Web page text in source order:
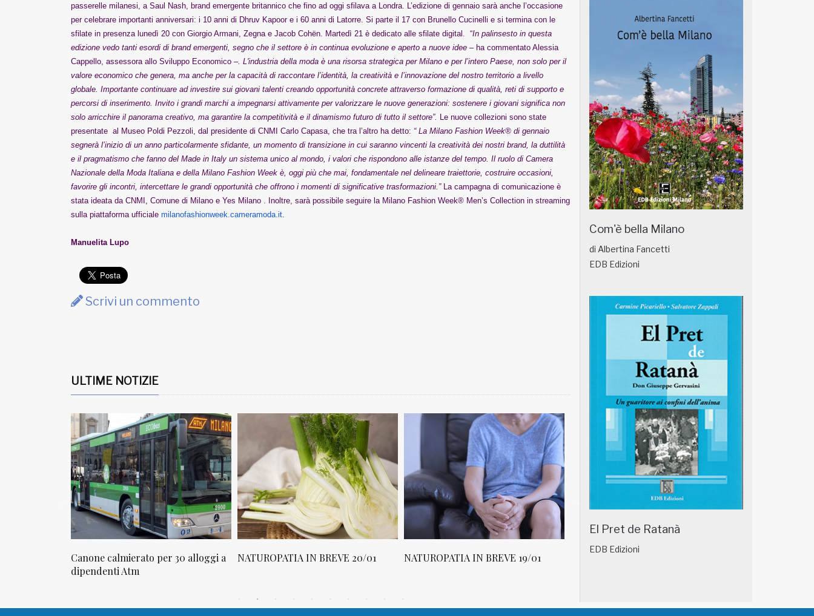
passerelle milanesi, a Saul Nash, brand emergente britannico che fino ad oggi sfilava a Londra. L’edizione di gennaio sarà anche l’occasione
per celebrare importanti anniversari: i 10 anni di Dhruv Kapoor e i 60 anni di Latorre. Si parte il 17 con Brunello Cucinelli e si termina con le
sfilate in presenza lunedì 20 con Giorgio Armani, Zegna e Jacob Cohën. Martedì 21 è dedicato alle sfilate digital. “In palinsesto in questa
edizione vedo tanti esordi di brand emergenti, segno che il settore è in continua evoluzione e aperto a nuove idee – ha commentato Alessia
Cappello, assessora allo Sviluppo Economico –. L'industria della moda è una risorsa strategica per Milano e per l’intero Paese, non solo per il
valore economico che genera, ma anche per la capacità di raccontare l’identità, la creatività e l’innovazione del nostro territorio a livello
globale. Importante continuare ad investire sui giovani talenti creando opportunità concrete attraverso formazione di qualità, reti di supporto e
percorsi di inserimento. Invito i grandi marchi a impegnarsi attivamente per valorizzare le nuove generazioni: sostenere i giovani significa non
solo arricchire il panorama creativo, ma garantire la competitività e il dinamismo futuro di tutto il settore”.
Le nuove collezioni sono state
presentate al Museo Poldi Pezzoli, dal presidente di CNMI Carlo Capasa, che tra l’altro ha detto: “ La Milano Fashion Week® di gennaio
segnerà l’inizio di un anno particolarmente sfidante, un momento di transizione in cui saranno vincenti la creatività dei nostri brand, la duttilità
e il pragmatismo che fanno del Made in Italy un sistema unico al mondo, i valori che rispondono alle istanze del tempo. Il ruolo di Camera
Nazionale della Moda Italiana e della Milano Fashion Week è, oggi più che mai, fondamentale nel delineare traiettorie, costruire occasioni,
favorire gli incontri, intercettare le grandi opportunità che offrono i momenti di significative trasformazioni.”La campagna di comunicazione è
stata ideata da CNMI, Comune di Milano e Yes Milano . Inoltre, sarà possibile seguire la Milano Fashion Week® Men’s Collection in streaming
sulla piattaforma ufficiale milanofashionweek.cameramoda. it
Manuelita Lupo
Scrivi un commento
ULTIME NOTIZIE
Canone calmierato per 30 alloggi a
dipendenti Atm
NATUROPATIA IN BREVE 20/01 NATUROPATIA IN BREVE 19/01 NATUROPATIA IN BREVE 18/01
Com'è bella Milano
di Albertina Fancetti
EDB Edizioni
El Pret de Ratanà
EDB Edizioni